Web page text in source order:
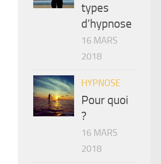
types
d’hypnose
16 MARS
2018
HYPNOSE
Pour quoi
?
16 MARS
2018